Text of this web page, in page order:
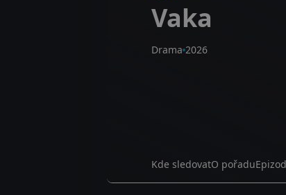
Vaka
Drama 2026
Kde sledovatO pořadu